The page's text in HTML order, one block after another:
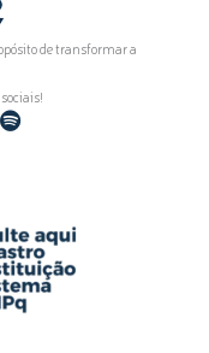
de transformar a
S
p
f
y